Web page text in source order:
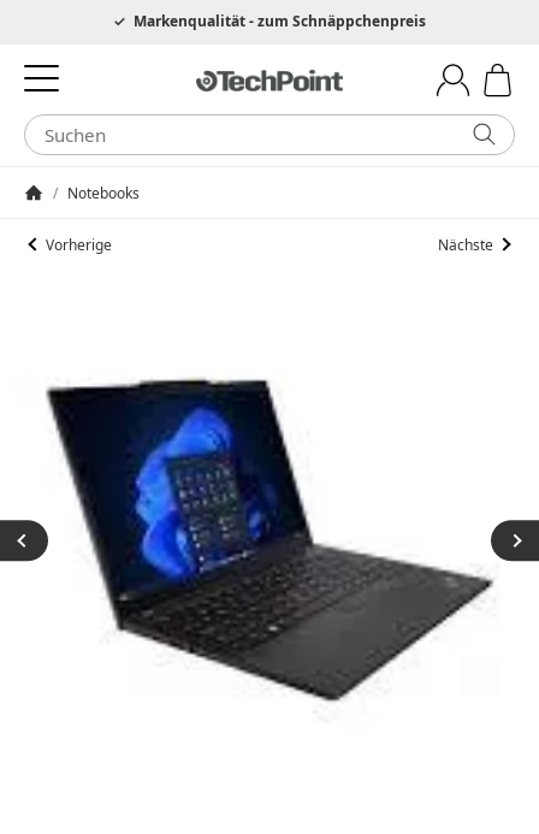
Hotline 0049 6205 3079975Markenqualität - zum Schnäppchenpreis
/ Notebooks
Vorherige Nächste